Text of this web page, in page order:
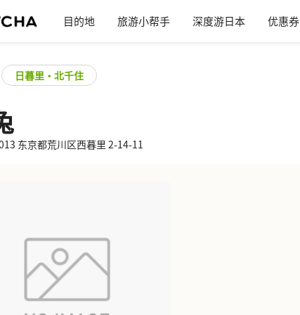
目的地 旅游小帮手 深度游日本 优惠券
日暮里・北千住
东京都荒川区西暮里 2-14-11